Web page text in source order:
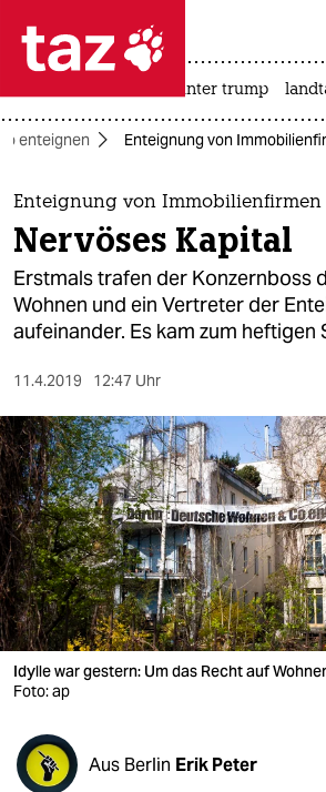
 taz zahl ich
taz zahl ich
themen
politik
öko
sport
berlin
nord
wahrheit
verlag
verlag
veranstaltungen
shop
usa unter trump
enteignen Enteignung von
Enteignung von Immobilienfirmen
Nervöses Kapital
Erstmals trafen der Konzernboss
Wohnen und ein Vertreter der
aufeinander. Es kam zum heftigen
11.4.2019 12:47 Uhr
Idylle war gestern: Um das Recht auf
Foto: ap
Aus Berlin Erik Peter